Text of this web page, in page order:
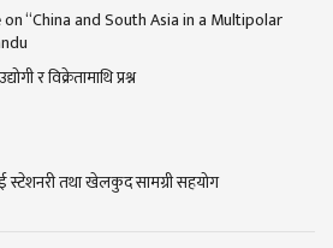
“China and South Asia in a Multipolar
र विक्रेतामाथि प्रश्न
स्टेशनरी तथा खेलकुद सामग्री सहयोग